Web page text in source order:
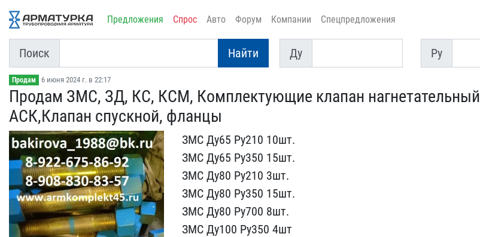
Предложения Спрос Авто Форум Компании Спецпредложения
Поиск Найти
Ду
Ду
Py
Py
Продам 6 июня 2024 г. в 22:17
Продам ЗМС, ЗД, КС, КСМ,​ Комплектующие клапан на​гнетательный
АСК,Клапан ​спускной, фланцы
ЗМС Ду65 Ру210 10шт.
ЗМС​ Ду65 Ру350 15шт.
ЗМС Ду​80 Ру210 3шт.
ЗМС Ду80 ​Ру350 15шт.
ЗМС Ду80 Ру7​00 8шт.
ЗМС Ду100 Ру350 ​4шт